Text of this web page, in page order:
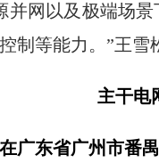
并网以及极端场
制等能力。”王雪
主干电
广东省广州市番